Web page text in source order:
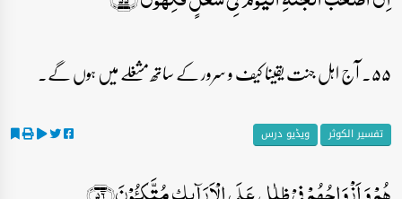
۵۵۔ آج اہل جنت یقینا کیف و سرور کے ساتھ مشغلے میں ہوں گے۔
تفسیر الکوثر ویڈیو درس